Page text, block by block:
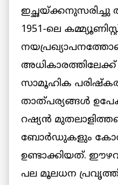
ഇച്ഛയ്ക്കനുസരിച്ചു
1951-ലെ
സാമൂഹിക
താത്പര്യങ്ങള്‍
റഷ്യന്‍
ബോര്‍ഡുകളും
ഉണ്ടാക്കിയത്.
പല മൂലധന